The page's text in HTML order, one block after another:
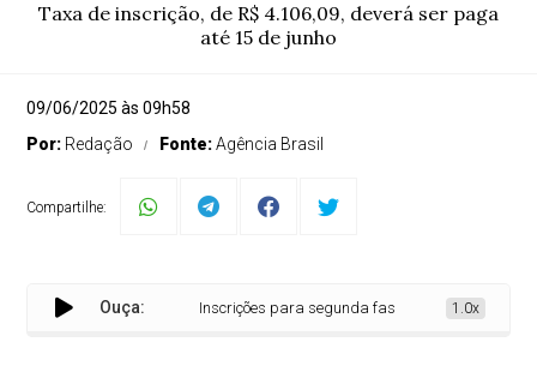
Taxa de inscrição, de R$ 4.106,09, deverá ser paga
até 15 de junho
09/06/2025 às 09h58
Por: Redação Fonte:Agência Brasil
Compartilhe:
Ouça: Inscrições para segunda fase do Revalida 2025
1.0x